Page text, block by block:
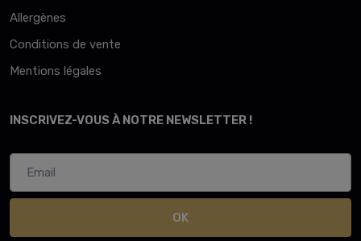
Allergènes
Conditions de vente
Mentions légales
INSCRIVEZ-VOUS À NOTRE NEWSLETTER !
OK